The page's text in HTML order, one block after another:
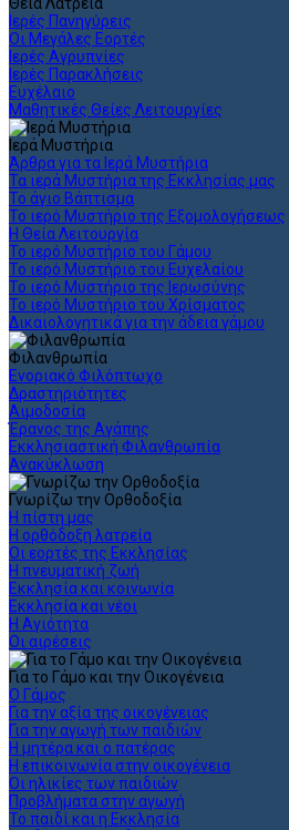
Ιερές Πανηγύρεις
Οι Μεγάλες Εορτές
Ιερές Αγρυπνίες
Ιερές Παρακλήσεις
Ευχέλαιο
Μαθητικές Θείες Λειτουργίες
Ιερά Μυστήρια
Άρθρα για τα Ιερά Μυστήρια
Τα ιερά Μυστήρια της Εκκλησίας μας
Το άγιο Βάπτισμα
Το ιερό Μυστήριο της Εξομολογήσεως
Η Θεία Λειτουργία
Το ιερό Μυστήριο του Γάμου
Το ιερό Μυστήριο του Ευχελαίου
Το ιερό Μυστήριο της Ιερωσύνης
Το ιερό Μυστήριο του Χρίσματος
Δικαιολογητικά για την άδεια γάμου
Φιλανθρωπία
Ενοριακό Φιλόπτωχο
Δραστηριότητες
Αιμοδοσία
Έρανος της Αγάπης
Εκκλησιαστική Φιλανθρωπία
Ανακύκλωση
Γνωρίζω την Ορθοδοξία
Η πίστη μας
Η ορθόδοξη λατρεία
Οι εορτές της Εκκλησίας
Η πνευματική ζωή
Εκκλησία και κοινωνία
Εκκλησία και νέοι
Η Αγιότητα
Οι αιρέσεις
Για το Γάμο και την Οικογένεια
Ο Γάμος
Για την αξία της οικογένειας
Για την αγωγή των παιδιών
Η μητέρα και ο πατέρας
Η επικοινωνία στην οικογένεια
Οι ηλικίες των παιδιών
Προβλήματα στην αγωγή
Το παιδί και η Εκκλησία